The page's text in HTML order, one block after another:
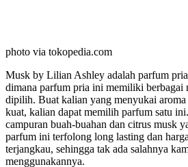
photo via tokopedia.com
Musk by Lilian Ashley adalah parfum
dimana parfum pria ini memiliki berbagai
dipilih. Buat kalian yang menyukai
kuat, kalian dapat memilih parfum satu
campuran buah-buahan dan citrus musk
parfum ini terfolong long lasting dan
terjangkau, sehingga tak ada salahnya
menggunakannya.